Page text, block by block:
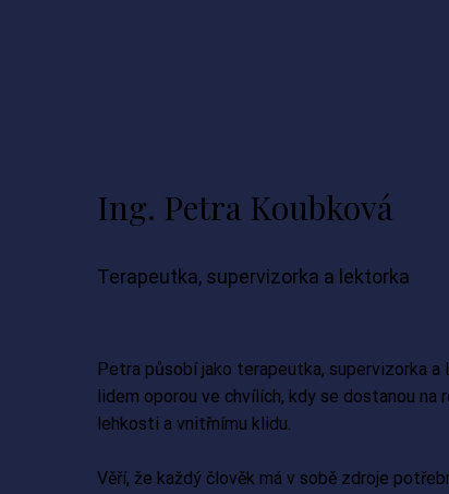
Ing. Petra Koubková
Terapeutka, supervizorka a lektorka
Petra působí jako terapeutka, supervizorka
lidem oporou ve chvílích, kdy se dostanou
lehkosti a vnitřnímu klidu.
Věří, že každý člověk má v sobě zdroje